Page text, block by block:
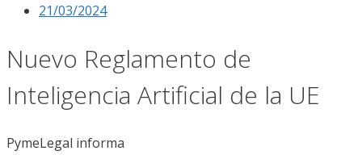
21/03/2024
Nuevo Reglamento de
Inteligencia Artificial de la UE
PymeLegal informa